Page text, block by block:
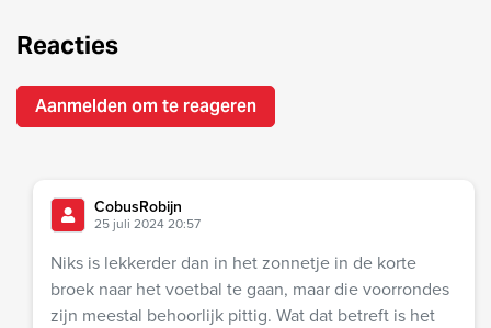
Reacties
Aanmelden om te reageren
CobusRobijn
25 juli 2024 20:57
Niks is lekkerder dan in het zonnetje in de korte
broek naar het voetbal te gaan, maar die voorrondes
zijn meestal behoorlijk pittig. Wat dat betreft is het